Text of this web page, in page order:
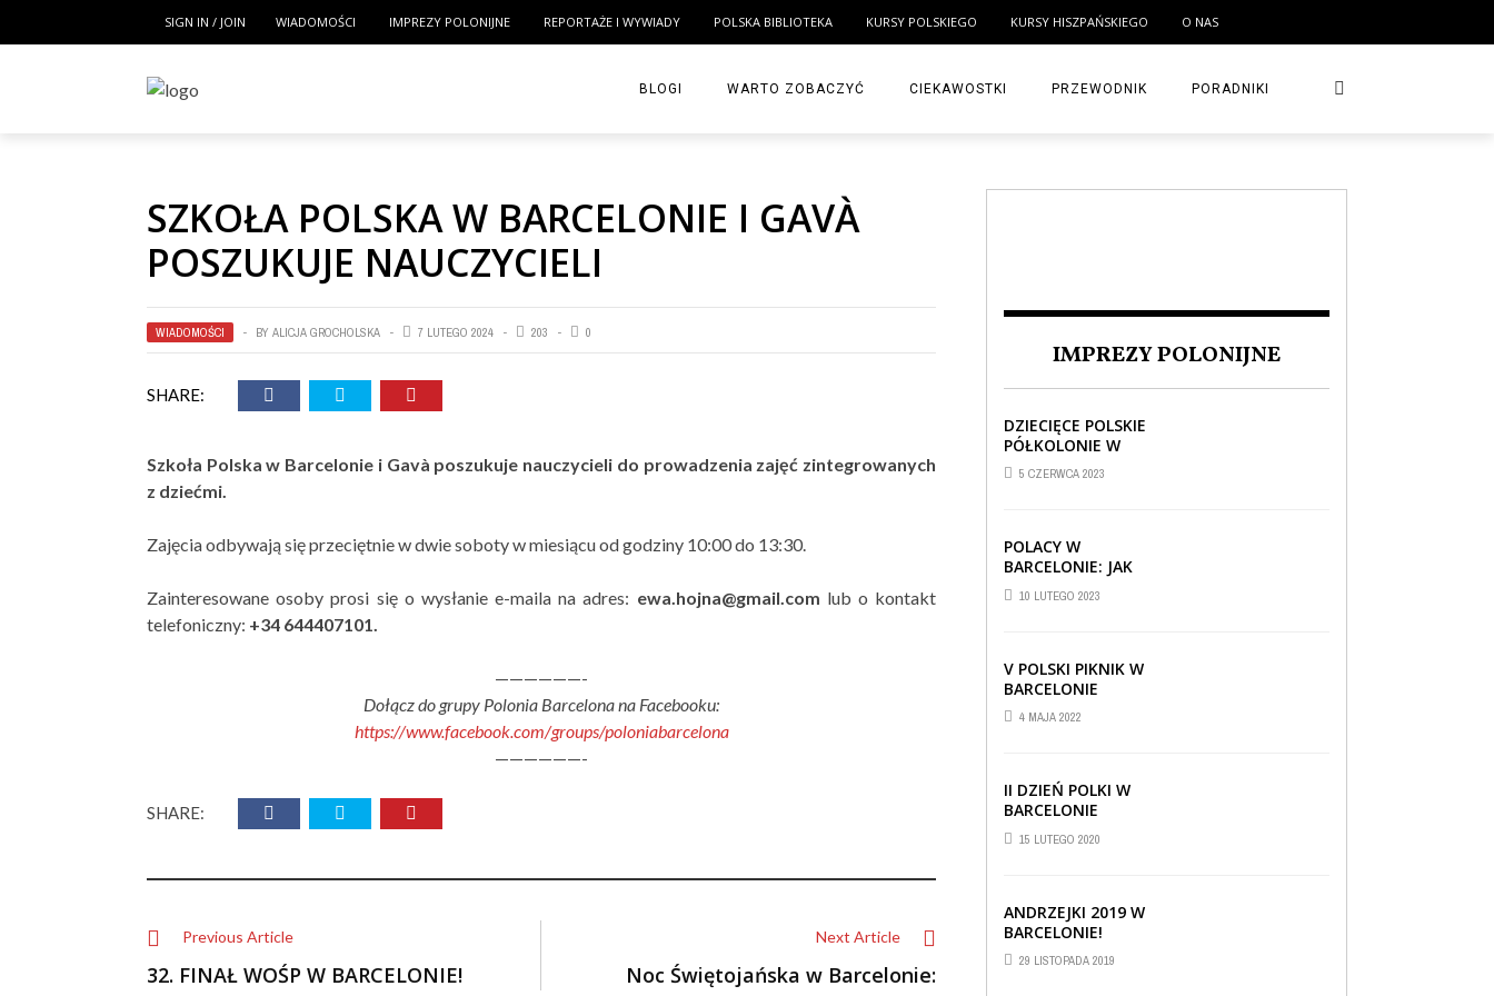
SIGN IN / JOIN WIADOMOŚCI IMPREZY POLONIJNE REPORTAŻE I WYWIADY POLSKA BIBLIOTEKA KURSY POLSKIEGO KURSY HISZPAŃSKIEGO O NAS
BLOGI WARTO ZOBACZYĆ CIEKAWOSTKI PRZEWODNIK PORADNIKI
SZKOŁA POLSKA W BARCELONIE I GAVÀ
POSZUKUJE NAUCZYCIELI
WIADOMOŚCI BY ALICJA GROCHOLSKA 7 LUTEGO 2024 203 0
SHARE:
Szkoła Polska w Barcelonie i Gavà poszukuje nauczycieli do prowadzenia zajęć zintegrowanych
z dziećmi.
Zajęcia odbywają się przeciętnie w dwie soboty w miesiącu od godziny 10:00 do 13:30.
Zainteresowane osoby prosi się o wysłanie e-maila na adres: ewa.hojna@gmail.com lub o kontakt
telefoniczny: +34 644407101.
——————-
Dołącz do grupy Polonia Barcelona na Facebooku:
https://www.facebook.com/groups/poloniabarcelona
——————-
SHARE:
Previous Article
32. FINAŁ WOŚP W BARCELONIE!
Next Article
Noc Świętojańska w Barcelonie:
IMPREZY POLONIJNE
DZIECIĘCE POLSKIE
PÓŁKOLONIE W
BARCELONIE
5 CZERWCA 2023
POLACY W
BARCELONIE: JAK
RADZĄ SOBIE ZA
GRANICĄ
10 LUTEGO 2023
V POLSKI PIKNIK W
BARCELONIE
4 MAJA 2022
II DZIEŃ POLKI W
BARCELONIE
15 LUTEGO 2020
ANDRZEJKI 2019 W
BARCELONIE!
29 LISTOPADA 2019